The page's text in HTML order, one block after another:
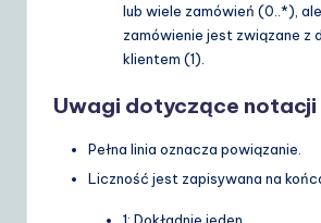
lub wiele zamówień (0..*),
zamówienie jest związane z
klientem (1).
Uwagi dotyczące notacji
Pełna linia oznacza powiązanie.
Liczność jest zapisywana na